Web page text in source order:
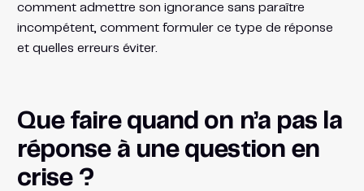
comment admettre son ignorance sans paraître
incompétent, comment formuler ce type de réponse
et quelles erreurs éviter.
Que faire quand on n’a pas la
réponse à une question en
crise ?